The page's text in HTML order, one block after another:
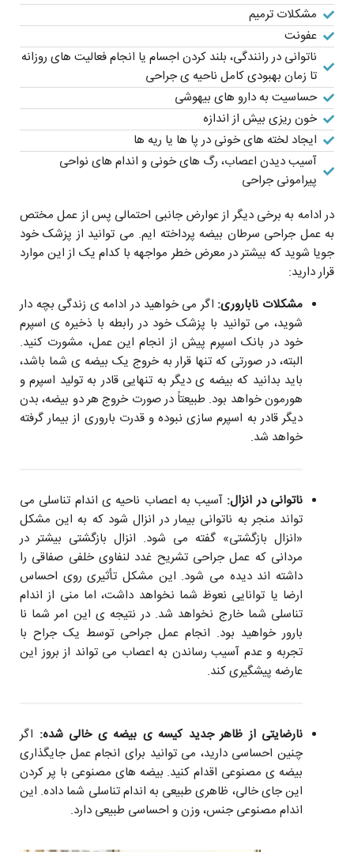
مشکلات ترمیم
عفونت
ناتوانی در رانندگی، بلند کردن اجسام یا انجام فعالیت های روزانه
تا زمان بهبودی کامل ناحيه ی جراحی
حساسیت به دارو های بیهوشی
خون ریزی بیش از اندازه
ایجاد لخته های خونی در پا ها یا ریه ها
آسیب دیدن اعصاب، رگ های خونی و اندام های نواحی
پیرامونی جراحی
در ادامه به برخی دیگر از عوارض جانبی احتمالی پس از عمل مختص
به عمل جراحی سرطان بیضه پرداخته ایم. می توانید از پزشک خود
جویا شوید که بیشتر در معرض خطر مواجهه با کدام یک از این موارد
قرار دارید:
مشکلات ناباروری: اگر می خواهید در ادامه ی زندگی بچه دار
شوید، می توانید با پزشک خود در رابطه با ذخیره ی اسپرم
خود در بانک اسپرم پیش از انجام این عمل، مشورت کنید.
البته، در صورتی که تنها قرار به خروج یک بیضه ی شما باشد،
باید بدانید که بیضه ی دیگر به تنهایی قادر به تولید اسپرم و
هورمون خواهد بود. طبیعتاً در صورت خروج هر دو بیضه، بدن
دیگر قادر به اسپرم سازی نبوده و قدرت باروری از بیمار گرفته
خواهد شد.
ناتوانی در انزال: آسیب به اعصاب ناحیه ی اندام تناسلی می
تواند منجر به ناتوانی بیمار در انزال شود که به این مشکل
«انزال بازگشتی» گفته می شود. انزال بازگشتی بیشتر در
مردانی که عمل جراحی تشریح غدد لنفاوی خلفی صفاقی را
داشته اند دیده می شود. این مشکل تأثیری روی احساس
ارضا یا توانایی نعوظ شما نخواهد داشت، اما منی از اندام
تناسلی شما خارج نخواهد شد. در نتیجه ی این امر شما نا
بارور خواهید بود. انجام عمل جراحی توسط یک جراح با
تجربه و عدم آسیب رساندن به اعصاب می تواند از بروز این
عارضه پیشگیری کند.
نارضایتی از ظاهر جدید کیسه ی بیضه ی خالی شده: اگر
چنین احساسی دارید، می توانید برای انجام عمل جایگذاری
بیضه ی مصنوعی اقدام کنید. بیضه های مصنوعی با پر کردن
این جای خالی، ظاهری طبیعی به اندام تناسلی شما داده. این
اندام مصنوعی جنس، وزن و احساسی طبیعی دارد.